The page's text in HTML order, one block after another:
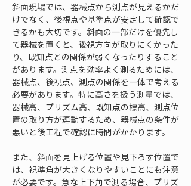
斜面現場では、器械点から測点が見えるかだ
けでなく、後視点や基準点が安定して確認で
きるかも大切です。斜面の一部だけを優先し
て器械を置くと、後視方向が取りにくかった
り、既知点との関係が弱くなったりすること
があります。測点を効率よく測るためには、
器械点、後視点、測点の関係を一体で考える
必要があります。特に高さを扱う測量では、
器械高、プリズム高、既知点の標高、測点位
置の取り方が連動するため、器械点の条件が
悪いと後工程で確認に時間がかかります。
また、斜面を見上げる位置や見下ろす位置で
は、視準角が大きくなりやすいことにも注意
が必要です。急な上下角で測る場合、プリズ